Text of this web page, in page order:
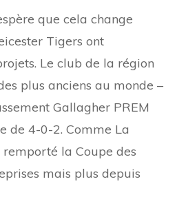
que cela change
Tigers ont
Le club de la région
plus anciens au monde –
Gallagher PREM
de 4-0-2. Comme La
remporté la Coupe des
mais plus depuis